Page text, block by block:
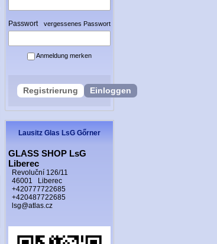
Passwort vergessenes Passwort
Anmeldung merken
Registrierung Einloggen
Lausitz Glas LsG Gőrner
GLASS SHOP LsG
Liberec
Revoluční 126/11
46001 Liberec
+420777722685
+420487722685
lsg@atlas.cz